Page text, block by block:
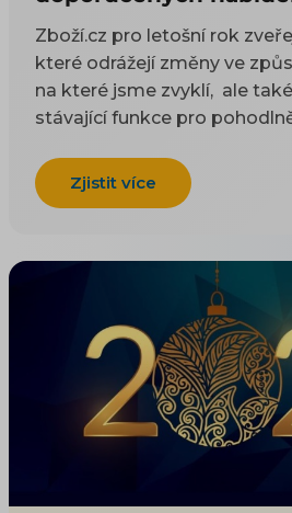
Zboží.cz pro letošní rok
které odrážejí změny ve
na které jsme zvyklí, ale
stávající funkce pro
Zjistit více